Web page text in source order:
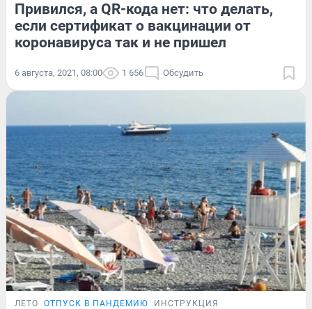
Привился, а QR-кода нет: что делать,
если сертификат о вакцинации от
коронавируса так и не пришел
6 августа, 2021, 08:00 1 656 Обсудить
ЛЕТО ОТПУСК В ПАНДЕМИЮ ИНСТРУКЦИЯ